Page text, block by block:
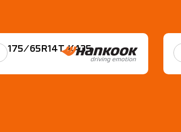
175/65R14Τ Κ435